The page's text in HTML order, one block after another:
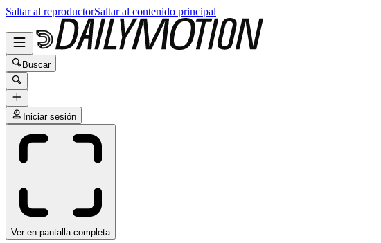
Saltar al reproductorSaltar al contenido principal
Buscar
Iniciar sesión
Ver en pantalla completa